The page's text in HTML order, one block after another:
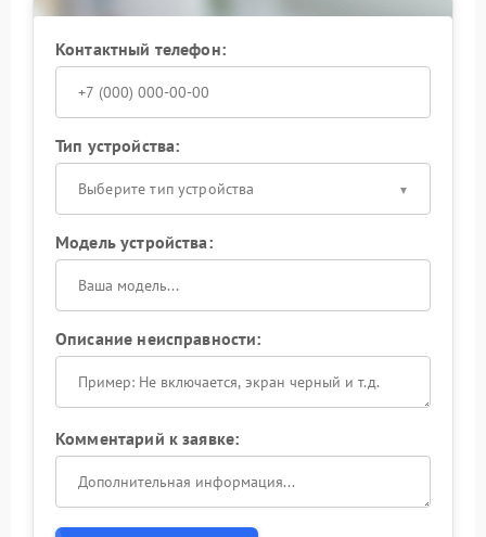
Контактный телефон:
Тип устройства:
Выберите тип устройства
Модель устройства:
Описание неисправности:
Комментарий к заявке: